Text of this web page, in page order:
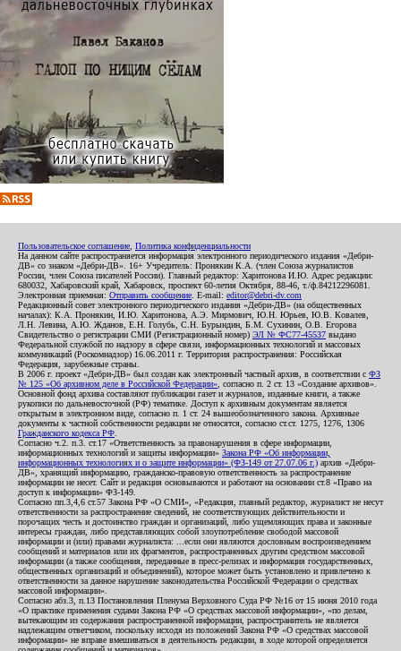
Пользовательское соглашение Политика конфиденциальности
На данном сайте распространяется информация электронного периодического издания «Дебри-
ДВ» со знаком «Дебри-ДВ». 16+ Учредитель: Пронякин К.А. (член Союза журналистов
России, член Союза писателей России). Главный редактор: Харитонова И.Ю. Адрес редакции:
680032, Хабаровский край, Хабаровск, проспект 60-летия Октября, 88-46, т./ф.84212296081.
Электронная приемная: Отправить сообщение . E-mail: editor@debri-dv.com
Редакционный совет электронного периодического издания «Дебри-ДВ» (на общественных
началах): К.А. Пронякин, И.Ю. Харитонова, А.Э. Мирмович, Ю.Н. Юрьев, Ю.В. Ковалев,
Л.Н. Левина, А.Ю. Жданов, Е.Н. Голубь, С.Н. Бурындин, Б.М. Сухинин, О.В. Егорова
Свидетельство о регистрации СМИ (Регистрационный номер) ЭЛ № ФС77-45537 выдано
Федеральной службой по надзору в сфере связи, информационных технологий и массовых
коммуникаций (Роскомнадзор) 16.06.2011 г. Территория распространения: Российская
Федерация, зарубежные страны.
В 2006 г. проект «Дебри-ДВ» был создан как электронный частный архив, в соответствии с ФЗ
№ 125 «Об архивном деле в Российской Федерации» , согласно п. 2 ст. 13 «Создание архивов».
Основной фонд архива составляют публикации газет и журналов, изданные книги, а также
рукописи по дальневосточной (РФ) тематике. Доступ к архивным документам является
открытым в электронном виде, согласно п. 1 ст. 24 вышеобозначенного закона. Архивные
документы к частной собственности редакции не относятся, согласно ст.ст. 1275, 1276, 1306
Гражданского кодекса РФ
Согласно ч.2. п.3. ст.17 «Ответственность за правонарушения в сфере информации,
информационных технологий и защиты информации» Закона РФ «Об информации,
информационных технологиях и о защите информации» (ФЗ-149 от 27.07.06 г.) архив «Дебри-
ДВ», хранящий информацию, гражданско-правовую ответственность за распространение
информации не несет. Сайт и редакция основываются и работают на основании ст.8 «Право на
доступ к информации» ФЗ-149.
Согласно пп.3,4,6 ст.57 Закона РФ «О СМИ», «Редакция, главный редактор, журналист не несут
ответственности за распространение сведений, не соответствующих действительности и
порочащих честь и достоинство граждан и организаций, либо ущемляющих права и законные
интересы граждан, либо представляющих собой злоупотребление свободой массовой
информации и (или) правами журналиста: ...если они являются дословным воспроизведением
сообщений и материалов или их фрагментов, распространенных другим средством массовой
информации (а также сообщения, переданные в пресс-релизах и информация государственных,
общественных организаций и объединений), которое может быть установлено и привлечено к
ответственности за данное нарушение законодательства Российской Федерации о средствах
массовой информации».
Согласно абз.3, п.13 Постановления Пленума Верховного Суда РФ №16 от 15 июня 2010 года
«О практике применения судами Закона РФ «О средствах массовой информации», «по делам,
вытекающим из содержания распространенной информации, распространитель не является
надлежащим ответчиком, поскольку исходя из положений Закона РФ «О средствах массовой
информации» не вправе вмешиваться в деятельность редакции, в ходе которой определяется